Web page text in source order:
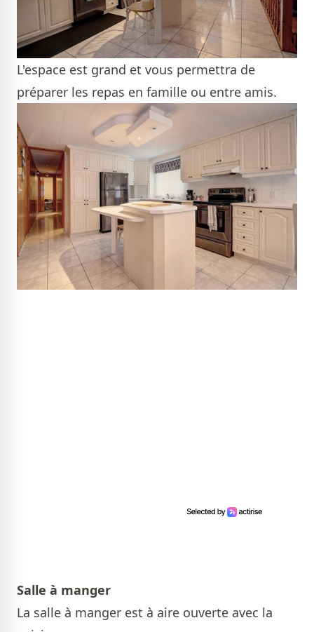
L'espace est grand et vous permettra de
préparer les repas en famille ou entre amis.
Salle à manger
La salle à manger est à aire ouverte avec la